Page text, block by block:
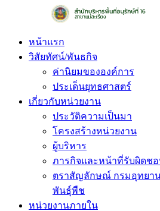
หน้าแรก
วิสัยทัศน์/พันธกิจ
ค่านิยมขององค์การ
ประเด็นยุทธศาสตร์
เกี่ยวกับหน่วยงาน
ประวัติความเป็นมา
โครงสร้างหน่วยงาน
ผู้บริหาร
ภารกิจและหน้าที่รับผิดชอ
ตราสัญลักษณ์ กรมอุทยา
พันธุ์พืช
หน่วยงานภายใน